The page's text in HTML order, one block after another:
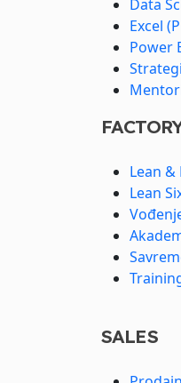
Data
Excel
Power
Lean &
Lean
SALES